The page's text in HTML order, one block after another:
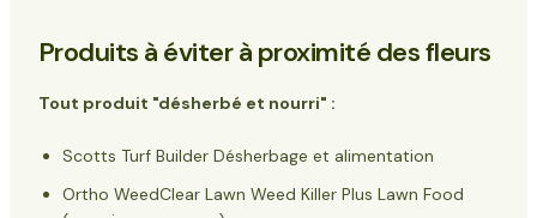
Produits à éviter à proximité des fleurs
Tout produit "désherbé et nourri" :
Scotts Turf Builder Désherbage et alimentation
Ortho WeedClear Lawn Weed Killer Plus Lawn Food